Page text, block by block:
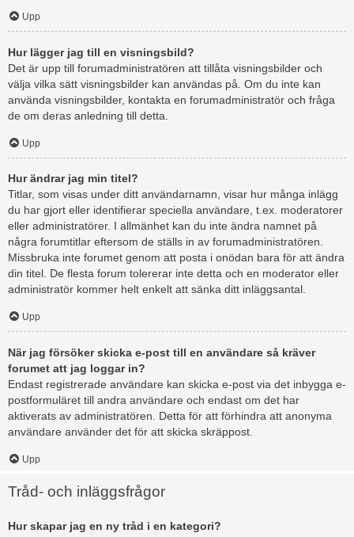
Upp
Hur lägger jag till en visningsbild?
Det är upp till forumadministratören att tillåta visningsbilder och
välja vilka sätt visningsbilder kan användas på. Om du inte kan
använda visningsbilder, kontakta en forumadministratör och fråga
de om deras anledning till detta.
Upp
Hur ändrar jag min titel?
Titlar, som visas under ditt användarnamn, visar hur många inlägg
du har gjort eller identifierar speciella användare, t.ex. moderatorer
eller administratörer. I allmänhet kan du inte ändra namnet på
några forumtitlar eftersom de ställs in av forumadministratören.
Missbruka inte forumet genom att posta i onödan bara för att ändra
din titel. De flesta forum tolererar inte detta och en moderator eller
administratör kommer helt enkelt att sänka ditt inläggsantal.
Upp
När jag försöker skicka e-post till en användare så kräver
forumet att jag loggar in?
Endast registrerade användare kan skicka e-post via det inbygga e-
postformuläret till andra användare och endast om det har
aktiverats av administratören. Detta för att förhindra att anonyma
användare använder det för att skicka skräppost.
Upp
Tråd- och inläggsfrågor
Hur skapar jag en ny tråd i en kategori?